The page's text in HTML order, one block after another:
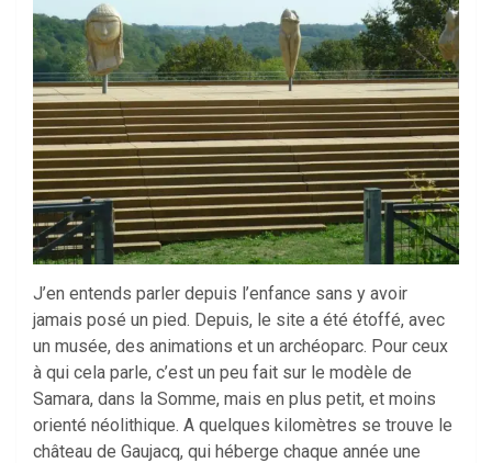
J’en entends parler depuis l’enfance sans y avoir
jamais posé un pied. Depuis, le site a été étoffé, avec
un musée, des animations et un archéoparc. Pour ceux
à qui cela parle, c’est un peu fait sur le modèle de
Samara, dans la Somme, mais en plus petit, et moins
orienté néolithique. A quelques kilomètres se trouve le
château de Gaujacq, qui héberge chaque année une